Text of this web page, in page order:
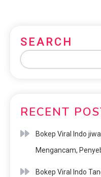
SEARCH
RECENT
Bokep Viral Indo
Mengancam,
Bokep Viral Indo